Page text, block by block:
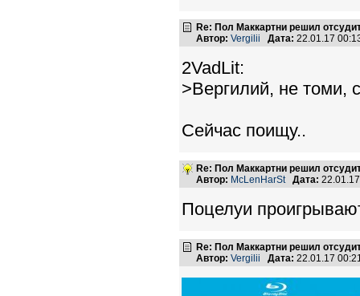
Re: Пол Маккартни решил
Автор: Vergilii Дата: 22.01.17
2VadLit:
>Вергилий, не томи,
Сейчас поищу..
Re: Пол Маккартни решил
Автор: McLenHarSt Дата:
Поцелуи
Re: Пол Маккартни решил
Автор: Vergilii Дата: 22.01.17